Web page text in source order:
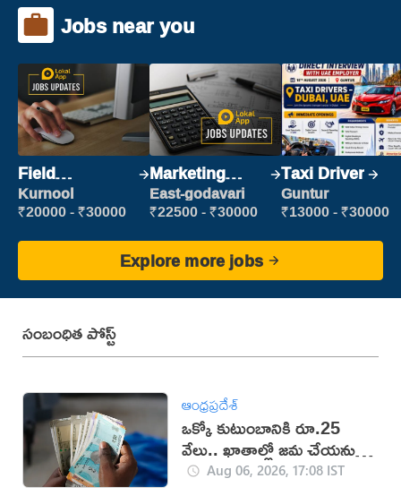
Jobs near you
Field
Marketing
Executive
Kurnool
₹20000 - ₹30000
Marketing
Executive
East-godavari
₹22500 - ₹30000
Taxi Driver
Guntur
₹13000 - ₹30000
Explore more jobs
సంబంధిత పోస్ట్
ఆంధ్రప్రదేశ్
ఒక్కో కుటుంబానికి రూ.25
వేలు.. ఖాతాల్లో జ‌మ చేయ‌నున్న
ప్ర‌భుత్వం..!
Aug 06, 2026, 17:08 IST